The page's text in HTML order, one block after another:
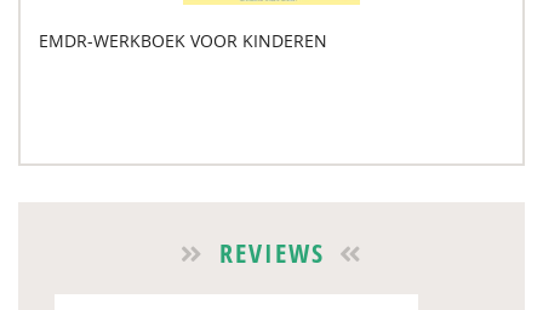
EMDR-WERKBOEK VOOR KINDEREN
REVIEWS